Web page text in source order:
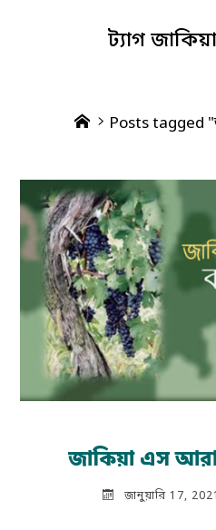
ট্যাগ
HomePosts tagged
জাকিয়া এস
জানুয়ারি 17, 2021